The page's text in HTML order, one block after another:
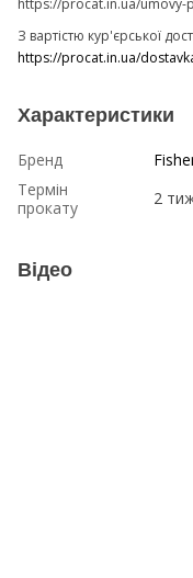
https://procat.in.ua/umovy-
З вартістю кур'єрської
https://procat.in.ua/
Характеристики
Бренд
Термін
прокату
2
Відео